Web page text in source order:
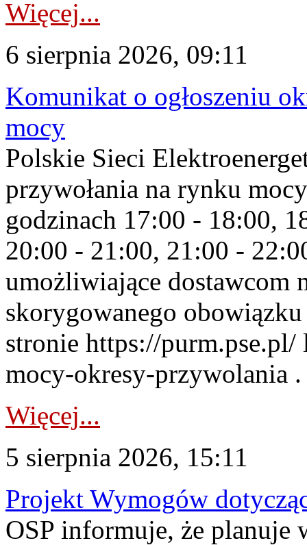
Więcej...
6 sierpnia 2026, 09:11
Komunikat o ogłoszeniu
mocy
Polskie Sieci
przywołania na rynku
godzinach 17:00 - 18:00,
20:00 - 21:00, 21:00 -
umożliwiające dostawcom
skorygowanego
stronie https://
mocy-okresy-przywolania
Więcej...
5 sierpnia 2026, 15:11
Projekt Wymogów
OSP informuje, że planuje